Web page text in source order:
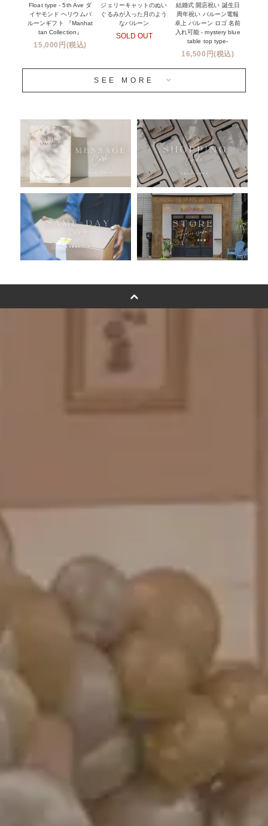
前撮り写真バルーン特集
姉妹店＆関連ショップについて
安心のチャビーバルーン
おすすめ商品
バルーン自動販売機
浮くバルーンオーダーメイド - coming soonn -
卓上バルーンオーダーメイド
ムーンリットバルーンについて
その他オーダーメイド
バルーンフラワーブーケについて
Float type - 5th Ave ダ
イヤモンド ヘリウムバ
ルーンギフト 『Manhat
tan Collection』
15,000円(税込)
ジェリーキャットのぬい
ぐるみが入った月のよう
なバルーン
SOLD OUT
結婚式 開店祝い 誕生日
周年祝い バルーン電報
卓上 バルーン ロゴ 名前
入れ可能 - mystery blue
table top type-
16,500円(税込)
SEE MORE